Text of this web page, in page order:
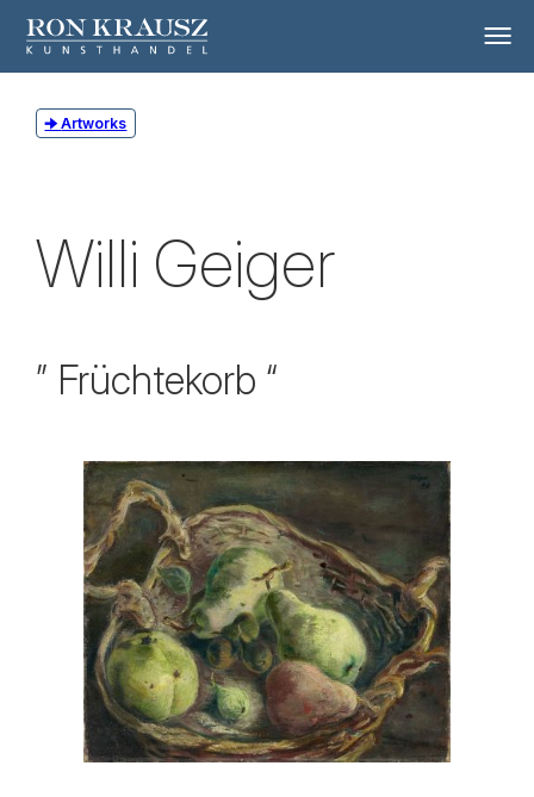
Artworks
Willi Geiger
” Früchtekorb “